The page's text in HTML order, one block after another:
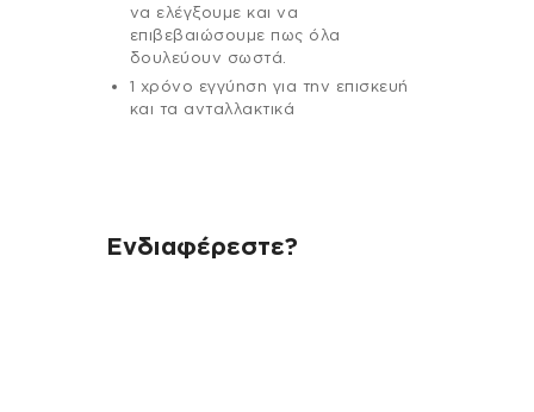
να ελέγξουμε και να
επιβεβαιώσουμε πως όλα
δουλεύουν σωστά.
1 χρόνο εγγύηση για την επισκευή
και τα ανταλλακτικά
Ενδιαφέρεστε?